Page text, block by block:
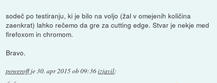
sodeč po testiranju, ki je bilo na voljo (žal v omejenih količina
zaenkrat) lahko rečemo da gre za cutting edge. Stvar je nekje med
firefoxom in chromom.
Bravo.
poweroffje30. apr 2015 ob 09:36izjavil: